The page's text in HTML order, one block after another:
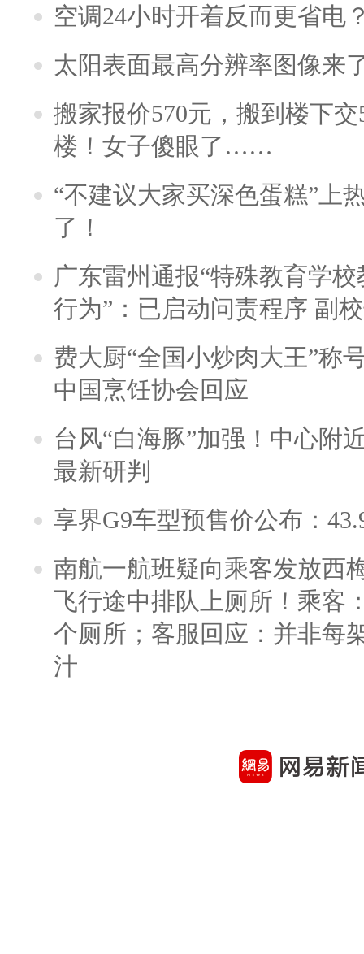
空调24小时开着反而更省电
太阳表面最高分辨率图像来
搬家报价570元，搬到楼下
楼！女子傻眼了……
“不建议大家买深色蛋糕”上
了！
广东雷州通报“特殊教育学
行为”：已启动问责程序 副
费大厨“全国小炒肉大王”称
中国烹饪协会回应
台风“白海豚”加强！中心附
最新研判
享界G9车型预售价公布：
南航一航班疑向乘客发放西
飞行途中排队上厕所！乘客
个厕所；客服回应：并非每
汁